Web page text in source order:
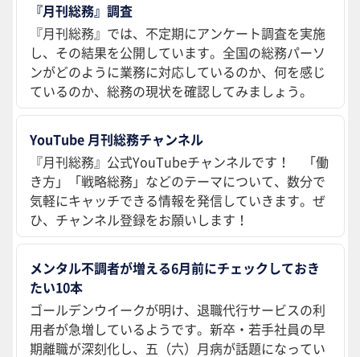
『月刊総務』調査
『月刊総務』では、不定期にアンケート調査を実施
し、その結果を公開しています。全国の総務パーソ
ンがどのように業務に対応しているのか、何を感じ
ているのか、総務の現状を確認してみましょう。
YouTube 月刊総務チャンネル
『月刊総務』公式YouTubeチャンネルです！ 「働
き方」「戦略総務」などのテーマについて、数分で
気軽にキャッチできる情報を発信していきます。ぜ
ひ、チャンネル登録をお願いします！
メンタル不調者が増える6月前にチェックしておき
たい10本
ゴールデンウイークが明け、退職代行サービスの利
用者が急増しているようです。新卒・若手社員の早
期離職が深刻化し、五（六）月病が話題になってい